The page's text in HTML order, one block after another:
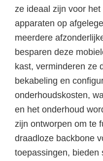
ze ideaal zijn voor
apparaten op
meerdere
besparen deze
kast, verminderen ze
bekabeling en
onderhoudskosten,
en het onderhoud
zijn ontworpen om te
draadloze backbone
toepassingen, bieden